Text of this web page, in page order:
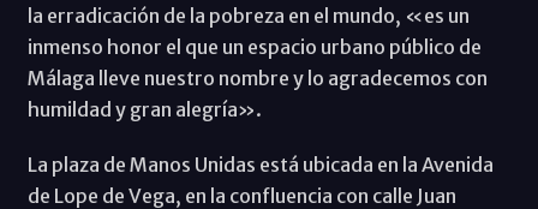
la erradicación de la pobreza en el mundo, «es un
inmenso honor el que un espacio urbano público de
Málaga lleve nuestro nombre y lo agradecemos con
humildad y gran alegría».
La plaza de Manos Unidas está ubicada en la Avenida
de Lope de Vega, en la confluencia con calle Juan